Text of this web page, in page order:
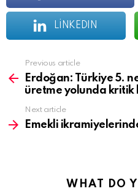
LINKEDIN
more
Previous article
Erdoğan: Türkiye 5.
üretme yolunda kritik
Next article
Emekli
WHAT DO